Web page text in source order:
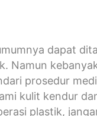
dapat
Namun
prosedur
kulit kendur
plastik,